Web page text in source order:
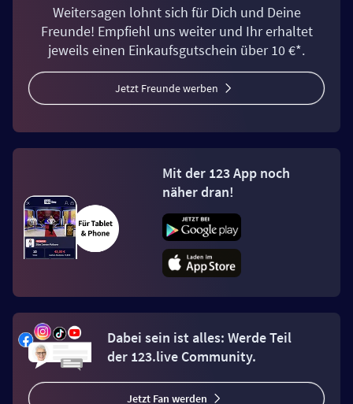
Weitersagen lohnt sich für Dich und Deine
Freunde! Empfiehl uns weiter und Ihr erhaltet
jeweils einen Einkaufsgutschein über 10 €*.
Jetzt Freunde werben
Mit der 123 App noch
näher dran!
Dabei sein ist alles: Werde Teil
der 123.live Community.
Jetzt Fan werden